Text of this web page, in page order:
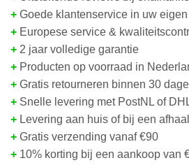
+ Goede klantenservice in uw eigen
+ Europese service &
+ 2 jaar volledige garantie
+ Producten op voorraad in
+ Gratis retourneren binnen 30
+ Snelle levering met PostNL of
+ Levering aan huis of bij een
+ Gratis verzending vanaf €90
+ 10% korting bij een aankoop van